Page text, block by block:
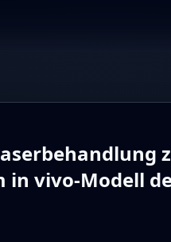
vivo-Modell